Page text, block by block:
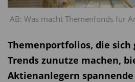
AB: Was macht Themenfonds für
Themenportfolios, die sich
Trends zunutze machen,
Aktienanlegern spannende